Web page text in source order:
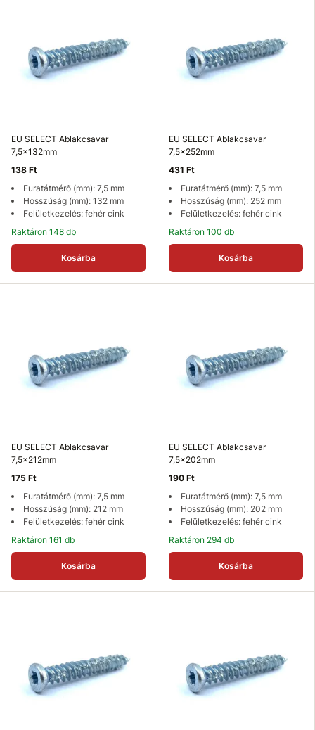
EU SELECT Ablakcsavar
7,5x132mm
138 Ft
Furatátmérő (mm): 7,5 mm
Hosszúság (mm): 132 mm
Felületkezelés: fehér cink
Raktáron 148 db
Kosárba
EU SELECT Ablakcsavar
7,5x252mm
431 Ft
Furatátmérő (mm): 7,5 mm
Hosszúság (mm): 252 mm
Felületkezelés: fehér cink
Raktáron 100 db
Kosárba
EU SELECT Ablakcsavar
7,5x212mm
175 Ft
Furatátmérő (mm): 7,5 mm
Hosszúság (mm): 212 mm
Felületkezelés: fehér cink
Raktáron 161 db
Kosárba
EU SELECT Ablakcsavar
7,5x202mm
190 Ft
Furatátmérő (mm): 7,5 mm
Hosszúság (mm): 202 mm
Felületkezelés: fehér cink
Raktáron 294 db
Kosárba